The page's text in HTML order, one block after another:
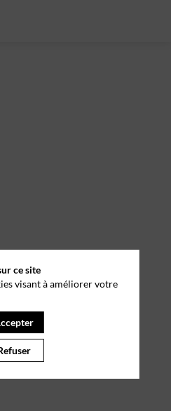
votre navigateur
ce site
visant à améliorer votre